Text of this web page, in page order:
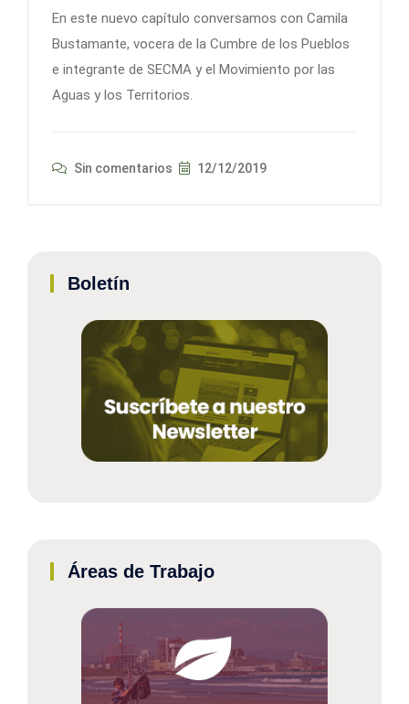
En este nuevo capítulo conversamos con Camila
Bustamante, vocera de la Cumbre de los Pueblos
e integrante de SECMA y el Movimiento por las
Aguas y los Territorios.
Sin comentarios 12/12/2019
Boletín
Áreas de Trabajo